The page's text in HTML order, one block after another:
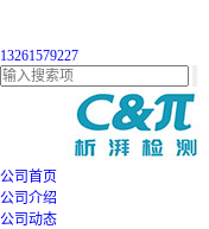
13261579227
公司首页
公司介绍
公司动态